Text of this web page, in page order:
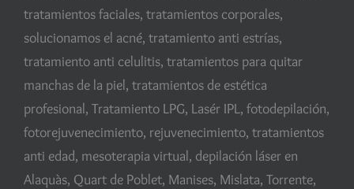
tratamientos faciales, tratamientos corporales,
solucionamos el acné, tratamiento anti estrías,
tratamiento anti celulitis, tratamientos para quitar
manchas de la piel, tratamientos de estética
profesional, Tratamiento LPG, Lasér IPL, fotodepilación,
fotorejuvenecimiento, rejuvenecimiento, tratamientos
anti edad, mesoterapia virtual, depilación láser en
Alaquàs, Quart de Poblet, Manises, Mislata, Torrente,